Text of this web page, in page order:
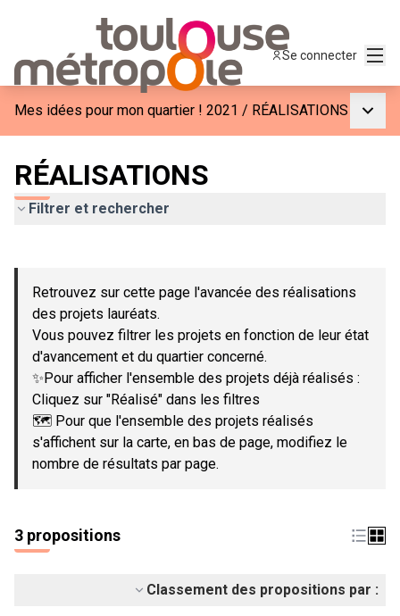
Se connecter
Mes idées pour mon quartier ! 2021 / RÉALISATIONS
RÉALISATIONS
Filtrer et rechercher
−
Retrouvez sur cette page l'avancée des réalisations
des projets lauréats.
Vous pouvez filtrer les projets en fonction de leur état
d'avancement et du quartier concerné.
✨Pour afficher l'ensemble des projets déjà réalisés :
Cliquez sur "Réalisé" dans les filtres
🗺️ Pour que l'ensemble des projets réalisés
s'affichent sur la carte, en bas de page, modifiez le
nombre de résultats par page.
3 propositions
Classement des propositions par :